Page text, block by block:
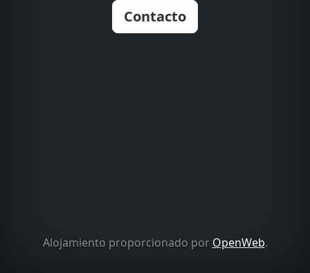
Contacto
Alojamiento proporcionado por OpenWeb.